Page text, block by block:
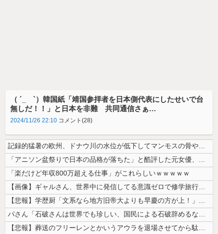
（ ´_ゝ`）韓国紙「靖国参拝者を日本側代表にしたせいで台
無しだ！！」と日本を非難 共同通信さぁ…
2024/11/26 22:10 コメント(28)
記録的猛暑の欧州、ドナウ川の水位が低下してマンモスの骨や沈没したドイツ...
「アニソン盆祭りで日本の品格が落ちた」と酷評した元女優、「あんたが品格...
「楽だけど年収800万超える仕事」がこれらしいｗｗｗｗｗ
【画像】ギャルさん、世界中に発信してる意識ゼロで修学旅行の宿をSNS公...
【悲報】学歴厨「文系なら地方旧帝大よりも早慶の方が上！」←これｗｗｗｗ
パさん「石破さんは世界でも珍しい、国民による石破辞めるなデモが自然発生...
【悲報】葬送のフリーレンとかいうアウラを退場させてから駄作になった作品...